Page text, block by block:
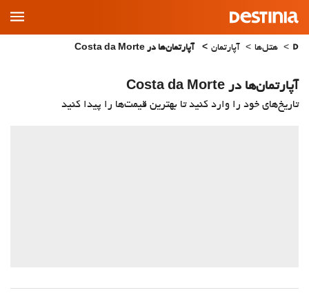
Main
Menu
هتل‌ها آپارتمان آپارتمان‌ها در Costa da Morte
آپارتمان‌ها در Costa da Morte
تاریخ‌های خود را وارد کنید تا بهترین قیمت‌ها را پیدا کنید